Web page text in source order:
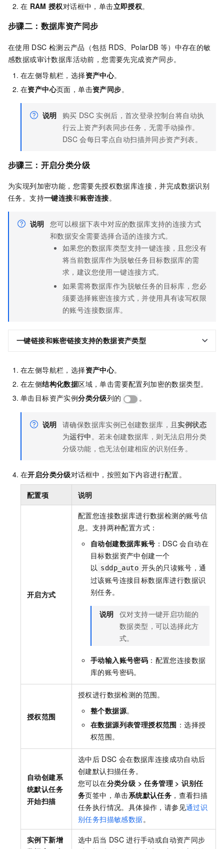
在 RAM 授权对话框中，单击立即授权。
步骤二：数据库资产同步
在使用 DSC 检测云产品（包括 RDS、PolarDB 等）中存在的敏
感数据或审计数据库活动前，您需要先完成资产同步。
在左侧导航栏，选择资产中心。
在资产中心页面，单击资产同步。
说明 购买 DSC 实例后，首次登录控制台将自动执
行云上资产列表同步任务，无需手动操作。
DSC 会每日零点自动扫描并同步资产列表。
步骤三：开启分类分级
为实现列加密功能，您需要先授权数据库连接，并完成数据识别
任务。支持一键连接和账密连接。
说明 您可以根据下表中对应的数据库支持的连接方式
和数据安全需要选择合适的连接方式。
如果您的数据库类型支持一键连接，且您没有
将当前数据库作为脱敏任务目标数据库的需
求，建议您使用一键连接方式。
如果需将数据库作为脱敏任务的目标库，您必
须要选择账密连接方式，并使用具有读写权限
的账号连接数据库。
一键链接和账密链接支持的数据资产类型
在左侧导航栏，选择资产中心。
在左侧结构化数据区域，单击需要配置列加密的数据类型。
单击目标资产实例分类分级列的 。
说明 请确保数据库实例已创建数据库，且实例状态
为运行中 。若未创建数据库，则无法启用分类
分级功能，也无法创建相应的识别任务。
在开启分类分级对话框中，按照如下内容进行配置。
配置项 说明
开启方式
配置您连接数据库进行数据检测的账号信
息。支持两种配置方式：
自动创建数据库账号 ： DSC 会自动在
目标数据资产中创建一个
以 sddp_auto 开头的只读账号，通
过该账号连接目标数据库进行数据识
别任务。
说明 仅对支持一键开启功能的
数据类型，可以选择此方
式。
手动输入账号密码 ：配置您连接数据
库的账号密码。
授权范围
授权进行数据检测的范围。
整个数据源。
在数据源列表管理授权范围 ：选择授
权范围。
自动创建系
统默认任务
开始扫描
选中后 DSC 会在数据库连接成功自动后
创建默认扫描任务。
您可以在分类分级 >任务管理 >识别任
务页签中，单击系统默认任务 ，查看扫描
任务执行情况。具体操作，请参见通过识
别任务扫描敏感数据。
实例下新增
选中后当 DSC 进行手动或自动资产同步